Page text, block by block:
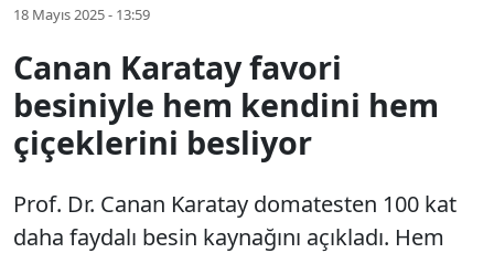
18 Mayıs 2025 - 13:59
Canan Karatay favori
besiniyle hem kendini hem
çiçeklerini besliyor
Prof. Dr. Canan Karatay domatesten 100 kat
daha faydalı besin kaynağını açıkladı. Hem